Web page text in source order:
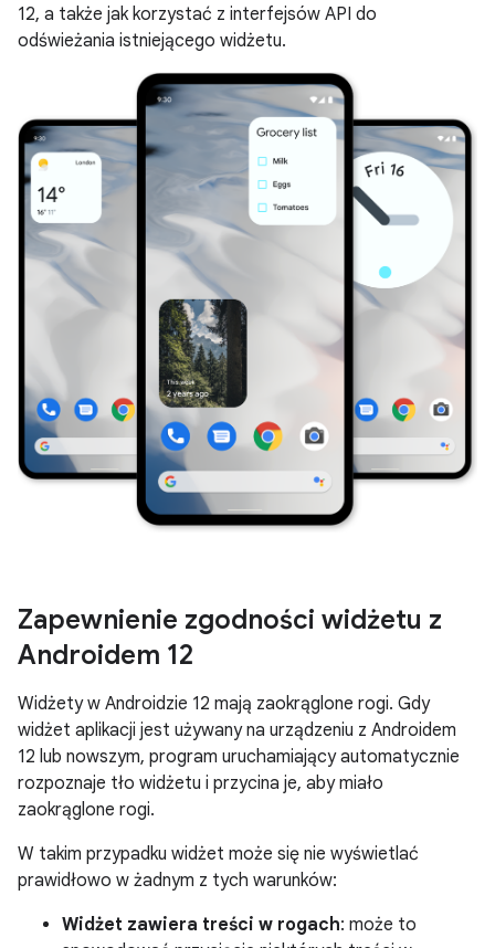
12, a także jak korzystać z interfejsów API do
odświeżania istniejącego widżetu.
Zapewnienie zgodności widżetu z
Androidem 12
Widżety w Androidzie 12 mają zaokrąglone rogi. Gdy
widżet aplikacji jest używany na urządzeniu z Androidem
12 lub nowszym, program uruchamiający automatycznie
rozpoznaje tło widżetu i przycina je, aby miało
zaokrąglone rogi.
W takim przypadku widżet może się nie wyświetlać
prawidłowo w żadnym z tych warunków:
Widżet zawiera treści w rogach: może to